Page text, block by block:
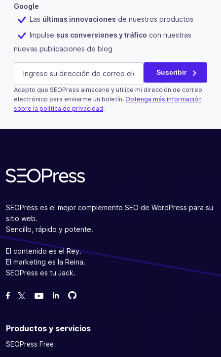
Google
Las últimas innovaciones de nuestros productos
Impulse sus conversiones y tráfico con nuestras
nuevas publicaciones de blog
Instagram
Este campo es un campo de validación y debe quedar
E-mail (Obligatorio) Suscribir
Acepto que SEOPress almacene y utilice mi dirección de correo
electrónico para enviarme un boletín. Obtenga más información
sobre la política de privacidad.
SEOPress es el mejor complemento SEO de WordPress para su
sitio web.
Sencillo, rápido y potente.
El contenido es el Rey.
El marketing es la Reina.
SEOPress es tu Jack.
Danos like en Facebook
Síguenos en Twitter
Míranos en YouTube
Bifurcanos en GitHub
Bifurcanos en GitHub
Productos y servicios
SEOPress Free